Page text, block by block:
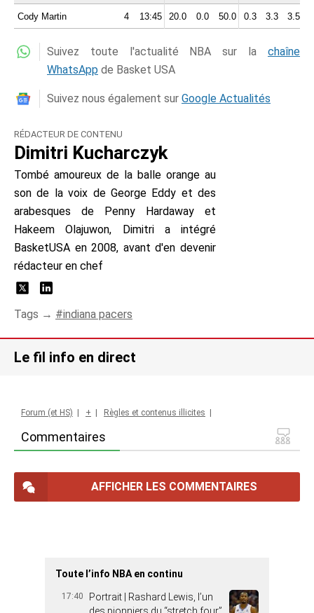
Cody Martin 4 13:45 20.0 0.0 50.0 0.3 3.3 3.5
Suivez toute l'actualité NBA sur la chaîne
WhatsApp de Basket USA
Suivez nous également sur Google Actualités
RÉDACTEUR DE CONTENU
Dimitri Kucharczyk
Tombé amoureux de la balle orange au
son de la voix de George Eddy et des
arabesques de Penny Hardaway et
Hakeem Olajuwon, Dimitri a intégré
BasketUSA en 2008, avant d'en devenir
rédacteur en chef
Tags → indiana pacers
Le fil info en direct
Commentaires
Forum (et HS) + Règles et contenus illicites
AFFICHER LES COMMENTAIRES
Toute l’info NBA en continu
17:40
Portrait | Rashard Lewis, l’un